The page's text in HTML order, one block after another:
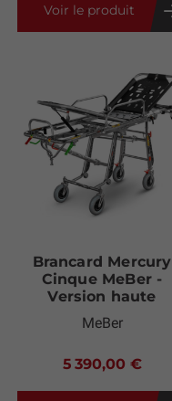
Voir le produit
Brancard Mercury
Cinque MeBer -
Version haute
MeBer
5 390,00 €